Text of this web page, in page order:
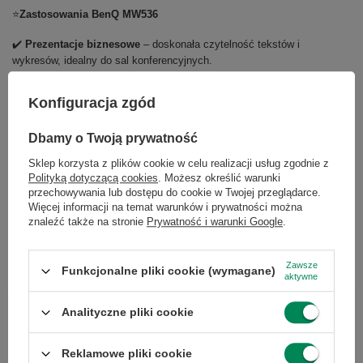
⭐Zastosowania BenQ MW536
✔️ Prezentacje biznesowe – doskonała czytelność tekstów i
wykresów, idealny do sal konferencyjnych.
włączonym oświetleniu.
jakości HD.
Spotkania i wideokonferencje – czytelne slajdy i żywe kolory
sprzyjają efektywnej komunikacji.
Użytkowanie domowe– świetna jakość obrazu na dużym ekranie w
przystępnej cenie.
Chcesz się w czymś upewnić lub
masz dodatkowe pytanie?
Konfiguracja zgód
Dbamy o Twoją prywatność
Sklep korzysta z plików cookie w celu realizacji usług zgodnie z
Polityką dotyczącą cookies. Możesz określić warunki
przechowywania lub dostępu do cookie w Twojej przeglądarce.
Więcej informacji na temat warunków i prywatności można
znaleźć także na stronie Prywatność i warunki Google.
Funkcjonalne pliki cookie (wymagane)
Zawsze
aktywne
Analityczne pliki cookie
Reklamowe pliki cookie